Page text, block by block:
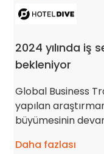
2024 yılında iş
bekleniyor
Global Business
yapılan
büyümesinin
Daha fazlası